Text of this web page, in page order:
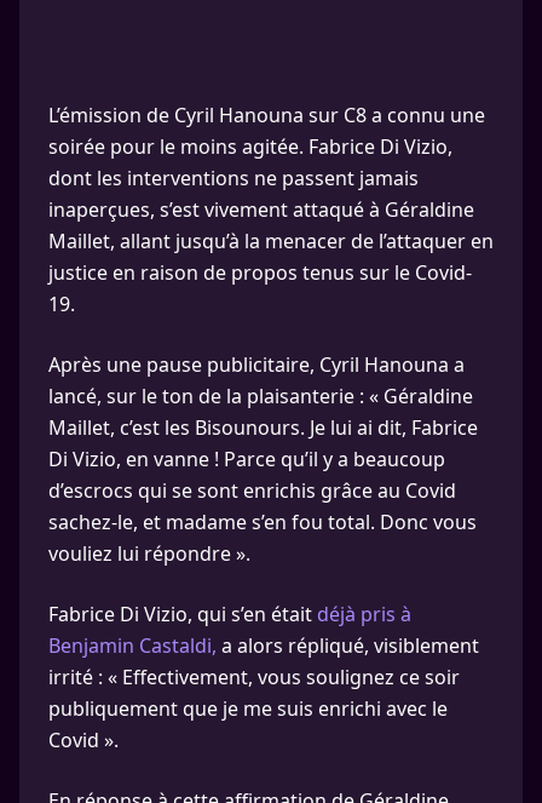
L’émission de Cyril Hanouna sur C8 a connu une
soirée pour le moins agitée. Fabrice Di Vizio,
dont les interventions ne passent jamais
inaperçues, s’est vivement attaqué à Géraldine
Maillet, allant jusqu’à la menacer de l’attaquer en
justice en raison de propos tenus sur le Covid-
19.
Après une pause publicitaire, Cyril Hanouna a
lancé, sur le ton de la plaisanterie : « Géraldine
Maillet, c’est les Bisounours. Je lui ai dit, Fabrice
Di Vizio, en vanne ! Parce qu’il y a beaucoup
d’escrocs qui se sont enrichis grâce au Covid
sachez-le, et madame s’en fou total. Donc vous
vouliez lui répondre ».
Fabrice Di Vizio, qui s’en était déjà pris à
Benjamin Castaldi, a alors répliqué, visiblement
irrité : « Effectivement, vous soulignez ce soir
publiquement que je me suis enrichi avec le
Covid ».